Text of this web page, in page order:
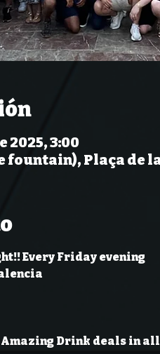
2025, 3:00
fountain), Plaça de
Every Friday evening
Amazing Drink deals in